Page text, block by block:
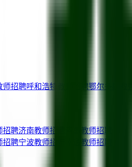
师招聘呼和浩特 教师招聘鄂尔多斯
招聘济南教师招聘
教师招聘
招聘宁波教师招聘 教师招聘